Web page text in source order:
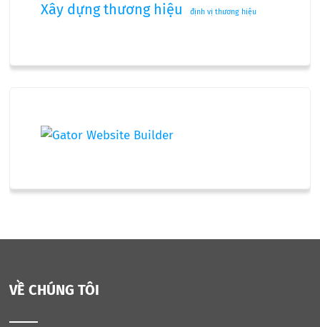
Xây dựng thương hiệu
định vị thương hiệu
VỀ CHÚNG TÔI